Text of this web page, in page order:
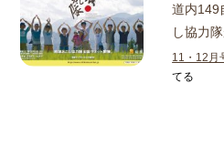
道内149
し協力
11・12月
てる